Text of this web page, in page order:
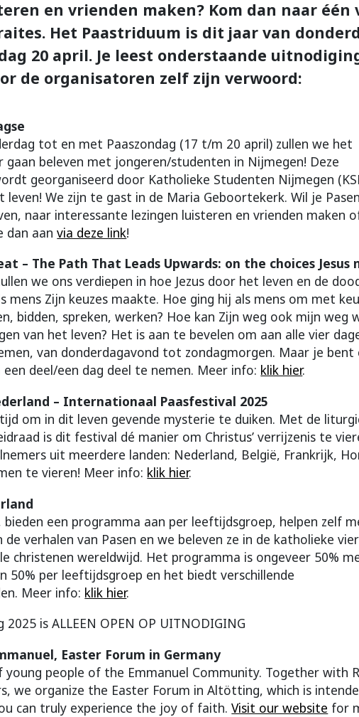
en vrienden maken? Kom dan naar één
Het Paastriduum is dit jaar van
20 april. Je leest onderstaande
de organisatoren zelf zijn verwoord:
tot en met Paaszondag (17 t/m 20 april) zullen we het
gaan beleven met jongeren/studenten in Nijmegen! Deze
georganiseerd door Katholieke Studenten Nijmegen
We zijn te gast in de Maria Geboortekerk. Wil je
naar interessante lezingen luisteren en vrienden maken
dan aanvia deze link!
– The Path That Leads Upwards: on the choices Jesus
we ons verdiepen in hoe Jezus door het leven en de
mens Zijn keuzes maakte. Hoe ging hij als mens om met
bidden, spreken, werken? Hoe kan Zijn weg ook mijn weg
van het leven? Het is aan te bevelen om aan alle vier
van donderdagavond tot zondagmorgen. Maar je bent
deel/een dag deel te nemen. Meer info: klik hier.
– Internationaal Paasfestival 2025
om in dit leven gevende mysterie te duiken. Met de
is dit festival dé manier om Christus’ verrijzenis te
uit meerdere landen: Nederland, België, Frankrijk,
te vieren! Meer info: klik hier.
bieden een programma aan per leeftijdsgroep, helpen zelf
verhalen van Pasen en we beleven ze in de katholieke
christenen wereldwijd. Het programma is ongeveer 50%
50% per leeftijdsgroep en het biedt verschillende
Meer info: klik hier.
2025 is ALLEEN OPEN OP UITNODIGING
Easter Forum in Germany
young people of the Emmanuel Community. Together with
we organize the Easter Forum in Altötting, which is
can truly experience the joy of faith.Visit our website for